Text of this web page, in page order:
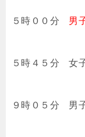
５時００分 男
５時４５分 女
９時０５分 男